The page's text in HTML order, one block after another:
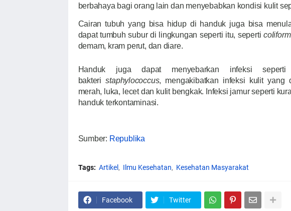
berbahaya bagi orang lain dan menyebabkan kondisi kulit
Cairan tubuh yang bisa hidup di handuk juga bisa
dapat tumbuh subur di lingkungan seperti itu, seperticoliform
demam, kram perut, dan diare.
Handuk juga dapat menyebarkan infeksi
bakteri staphylococcus, mengakibatkan infeksi kulit yang
merah, luka, lecet dan kulit bengkak. Infeksi jamur seperti
handuk terkontaminasi.
Sumber: Republika
Tags: Artikel Ilmu Kesehatan Kesehatan Masyarakat
Facebook Twitter